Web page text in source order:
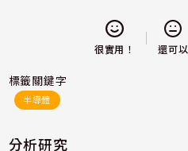
很實用！ 還可以
標籤關鍵字
半導體
分析研究